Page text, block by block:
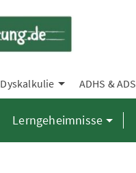
Dyskalkulie ADHS & ADS
Lerngeheimnisse